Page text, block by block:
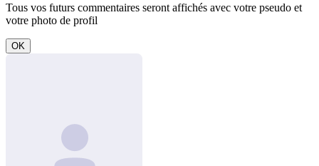
Tous vos futurs commentaires seront affichés avec votre pseudo et
votre photo de profil
OK